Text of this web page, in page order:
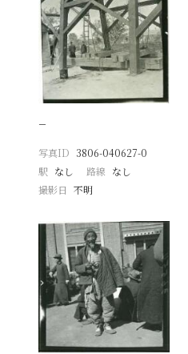
−
写真ID 3806-040627-0
駅 なし 路線 なし
撮影日
不明